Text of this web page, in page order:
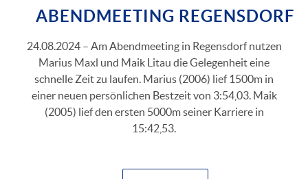
ABENDMEETING REGENSDORF
24.08.2024 – Am Abendmeeting in Regensdorf nutzen
Marius Maxl und Maik Litau die Gelegenheit eine
schnelle Zeit zu laufen. Marius (2006) lief 1500m in
einer neuen persönlichen Bestzeit von 3:54,03. Maik
(2005) lief den ersten 5000m seiner Karriere in
15:42,53.